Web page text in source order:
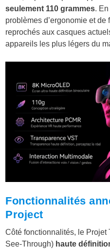
seulement 110 grammes.
problèmes d’ergonomie et
reprochés aux casques
appareils les plus légers du
Fonctionnalités
Project
Côté fonctionnalités, le
See-Through) haute